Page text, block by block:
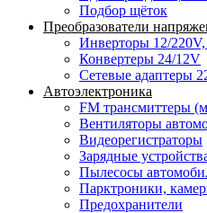
Подбор щёток
Преобразователи
Инверторы 12/
Конвертеры 24/12V
Сетевые адаптеры
Автоэлектроника
FM трансмиттеры
Вентиляторы
Видеорегистраторы
Зарядные
Пылесосы
Парктроники,
Предохранители